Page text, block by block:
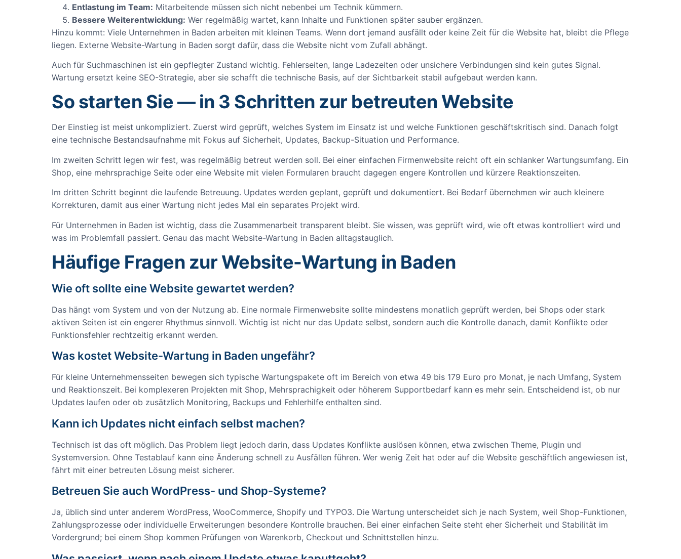
Entlastung im Team: Mitarbeitende müssen sich nicht nebenbei um Technik kümmern.
Bessere Weiterentwicklung: Wer regelmäßig wartet, kann Inhalte und Funktionen später sauber ergänzen.
Hinzu kommt: Viele Unternehmen in Baden arbeiten mit kleinen Teams. Wenn dort jemand ausfällt oder keine Zeit für die Website hat, bleibt die Pflege
liegen. Externe Website-Wartung in Baden sorgt dafür, dass die Website nicht vom Zufall abhängt.
Auch für Suchmaschinen ist ein gepflegter Zustand wichtig. Fehlerseiten, lange Ladezeiten oder unsichere Verbindungen sind kein gutes Signal.
Wartung ersetzt keine SEO-Strategie, aber sie schafft die technische Basis, auf der Sichtbarkeit stabil aufgebaut werden kann.
So starten Sie — in 3 Schritten zur betreuten Website
Der Einstieg ist meist unkompliziert. Zuerst wird geprüft, welches System im Einsatz ist und welche Funktionen geschäftskritisch sind. Danach folgt
eine technische Bestandsaufnahme mit Fokus auf Sicherheit, Updates, Backup-Situation und Performance.
Im zweiten Schritt legen wir fest, was regelmäßig betreut werden soll. Bei einer einfachen Firmenwebsite reicht oft ein schlanker Wartungsumfang. Ein
Shop, eine mehrsprachige Seite oder eine Website mit vielen Formularen braucht dagegen engere Kontrollen und kürzere Reaktionszeiten.
Im dritten Schritt beginnt die laufende Betreuung. Updates werden geplant, geprüft und dokumentiert. Bei Bedarf übernehmen wir auch kleinere
Korrekturen, damit aus einer Wartung nicht jedes Mal ein separates Projekt wird.
Für Unternehmen in Baden ist wichtig, dass die Zusammenarbeit transparent bleibt. Sie wissen, was geprüft wird, wie oft etwas kontrolliert wird und
was im Problemfall passiert. Genau das macht Website-Wartung in Baden alltagstauglich.
Häufige Fragen zur Website-Wartung in Baden
Wie oft sollte eine Website gewartet werden?
Das hängt vom System und von der Nutzung ab. Eine normale Firmenwebsite sollte mindestens monatlich geprüft werden, bei Shops oder stark
aktiven Seiten ist ein engerer Rhythmus sinnvoll. Wichtig ist nicht nur das Update selbst, sondern auch die Kontrolle danach, damit Konflikte oder
Funktionsfehler rechtzeitig erkannt werden.
Was kostet Website-Wartung in Baden ungefähr?
Für kleine Unternehmensseiten bewegen sich typische Wartungspakete oft im Bereich von etwa 49 bis 179 Euro pro Monat, je nach Umfang, System
und Reaktionszeit. Bei komplexeren Projekten mit Shop, Mehrsprachigkeit oder höherem Supportbedarf kann es mehr sein. Entscheidend ist, ob nur
Updates laufen oder ob zusätzlich Monitoring, Backups und Fehlerhilfe enthalten sind.
Kann ich Updates nicht einfach selbst machen?
Technisch ist das oft möglich. Das Problem liegt jedoch darin, dass Updates Konflikte auslösen können, etwa zwischen Theme, Plugin und
Systemversion. Ohne Testablauf kann eine Änderung schnell zu Ausfällen führen. Wer wenig Zeit hat oder auf die Website geschäftlich angewiesen ist,
fährt mit einer betreuten Lösung meist sicherer.
Betreuen Sie auch WordPress- und Shop-Systeme?
Ja, üblich sind unter anderem WordPress, WooCommerce, Shopify und TYPO3. Die Wartung unterscheidet sich je nach System, weil Shop-Funktionen,
Zahlungsprozesse oder individuelle Erweiterungen besondere Kontrolle brauchen. Bei einer einfachen Seite steht eher Sicherheit und Stabilität im
Vordergrund; bei einem Shop kommen Prüfungen von Warenkorb, Checkout und Schnittstellen hinzu.